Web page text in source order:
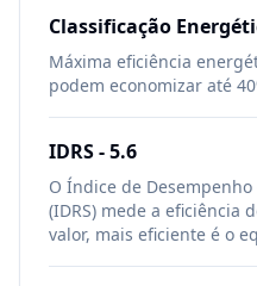
Classificação
Máxima eficiência
podem economizar até
IDRS -5.6
O Índice de
(IDRS) mede a eficiência
valor, mais eficiente é o